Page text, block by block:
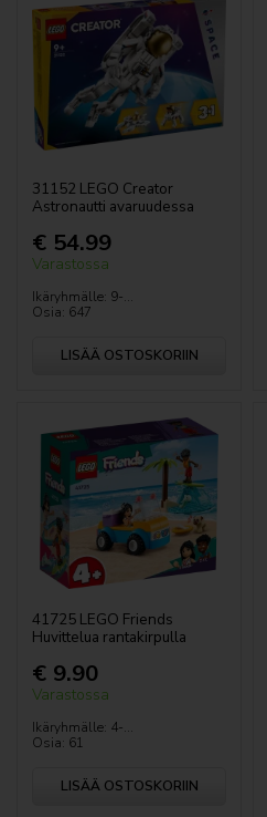
31152 LEGO Creator
Astronautti avaruudessa
€ 54.99
Varastossa
Ikäryhmälle: 9-...
Osia: 647
LISÄÄ OSTOSKORIIN
41725 LEGO Friends
Huvittelua rantakirpulla
€ 9.90
Varastossa
Ikäryhmälle: 4-...
Osia: 61
LISÄÄ OSTOSKORIIN